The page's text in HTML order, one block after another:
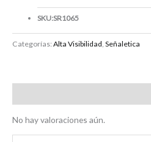
SKU:SR1065
Categorías:Alta Visibilidad Señaletica
No hay valoraciones aún.